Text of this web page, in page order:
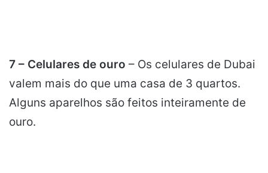
7 – Celulares de ouro – Os celulares de Dubai
valem mais do que uma casa de 3 quartos.
Alguns aparelhos são feitos inteiramente de
ouro.